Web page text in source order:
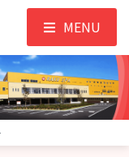
MENU